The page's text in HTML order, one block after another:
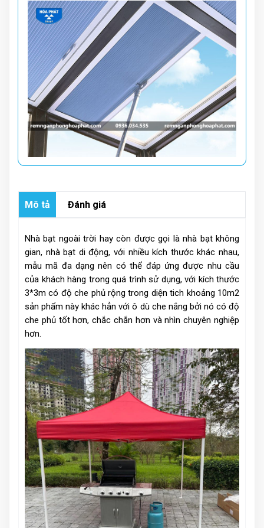
Mô tả Đánh giá
Nhà bạt ngoài trời hay còn được gọi là nhà bạt không
gian, nhà bạt di động, với nhiều kích thước khác nhau,
mẫu mã đa dạng nên có thể đáp ứng được nhu cầu
của khách hàng trong quá trình sử dụng, với kích thước
3*3m có độ che phủ rộng trong diện tich khoảng 10m2
sản phẩm này khác hẳn với ô dù che nắng bởi nó có độ
che phủ tốt hơn, chắc chắn hơn và nhìn chuyên nghiệp
hơn.